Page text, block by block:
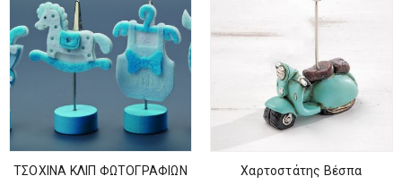
ΤΣΟΧΙΝΑ ΚΛΙΠ ΦΩΤΟΓΡΑΦΙΩΝ Χαρτοστάτης Βέσπα